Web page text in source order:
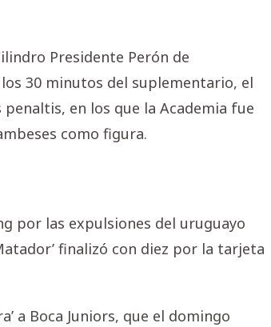
Presidente Perón de
30 minutos del suplementario, el
en los que la Academia fue
como figura.
por las expulsiones del uruguayo
finalizó con diez por la tarjeta
a Boca Juniors, que el domingo